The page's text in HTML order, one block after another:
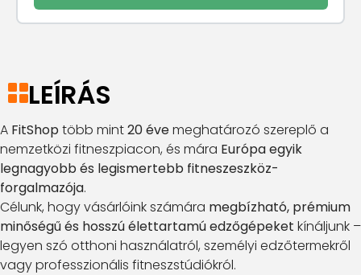
LEÍRÁS
A FitShop több mint20 évemeghatározó szereplő a
nemzetközi fitneszpiacon, és mára Európa egyik
legnagyobb és legismertebb fitneszeszköz-
forgalmazója.
Célunk, hogy vásárlóink számára megbízható, prémium
minőségű és hosszú élettartamú edzőgépeket kínáljunk –
legyen szó otthoni használatról, személyi edzőtermekről
vagy professzionális fitneszstúdiókról.